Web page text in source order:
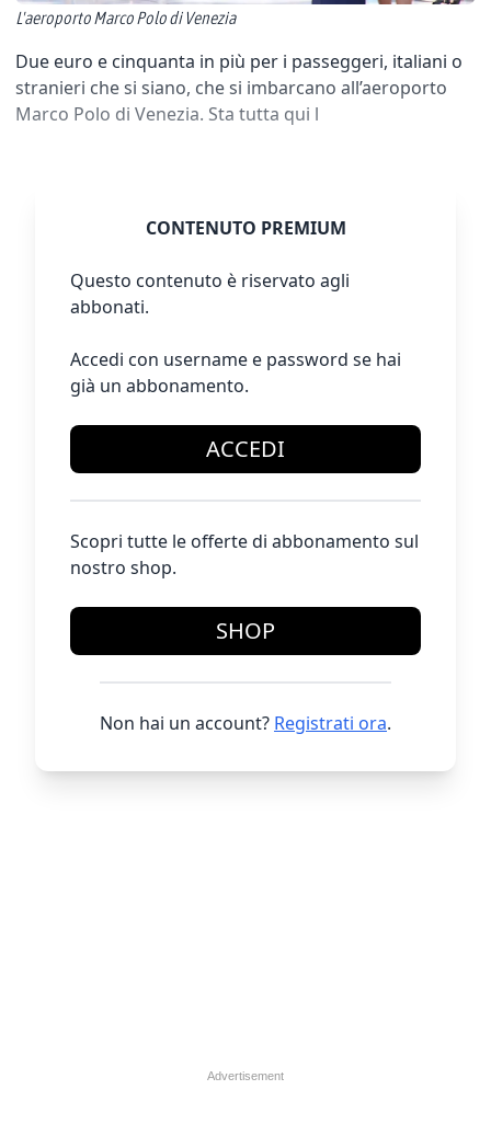
L'aeroporto Marco Polo di Venezia
Due euro e cinquanta in più per i passeggeri, italiani o
stranieri che si siano, che si imbarcano all’aeroporto
Marco Polo di Venezia. Sta tutta qui l
CONTENUTO PREMIUM
Questo contenuto è riservato agli
abbonati.
Accedi con username e password se hai
già un abbonamento.
ACCEDI
Scopri tutte le offerte di abbonamento sul
nostro shop.
SHOP
Non hai un account? Registrati ora.